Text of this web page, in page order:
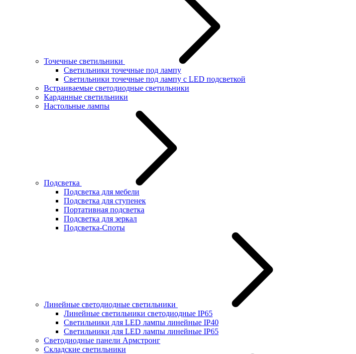
Точечные светильники
Светильники точечные под лампу
Светильники точечные под лампу с LED подсветкой
Встраиваемые светодиодные светильники
Карданные светильники
Настольные лампы
Подсветка
Подсветка для мебели
Подсветка для ступенек
Портативная подсветка
Подсветка для зеркал
Подсветка-Споты
Линейные светодиодные светильники
Линейные светильники светодиодные IP65
Светильники для LED лампы линейные IP40
Светильники для LED лампы линейные IP65
Светодиодные панели Армстронг
Складские светильники